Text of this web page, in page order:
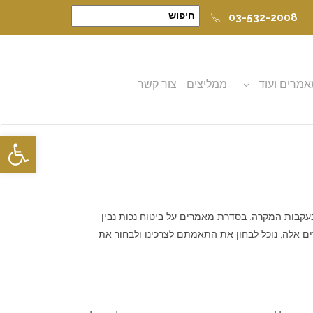
פתח
03-532-2008
ועוד ממליצים צור קשר
המקרה. בסדרת מאמרים על ביטוח נכות נבין
אלה, נוכל לבחון את התאמתם לצרכינו ולבחור את